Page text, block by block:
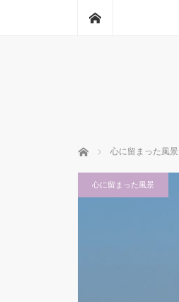
ホーム 心に留まった風景
心に留まった風景